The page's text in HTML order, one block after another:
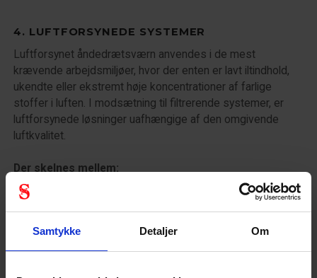
Samtykke Detaljer Om
4. LUFTFORSYNEDE SYSTEMER
Luftforsynet åndedrætsværn anvendes i de mest
krævende arbejdsmiljøer, hvor der enten er lavt iltindhold,
ukendte eller ekstremt høje koncentrationer af farlige
stoffer i luften. I modsætning til filtrerende systemer, er
luftforsynede løsninger uafhængige af den omgivende
luftkvalitet.
Der skelnes mellem:
Trykluftforsynet udstyr (line-feed systemer): Leverer
trykflaske. Ideel til faste arbejdsstationer og
længerevarende brug.
Selvstændigt åndedrætsapparat (SCBA): Bruges